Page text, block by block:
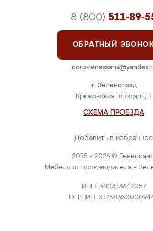
2015 - 2026 ©
Мебель от производителя в
ИНН: 580313642057
ОГРНИП:
г. Зеленоград
Крюковская площадь, 1
СХЕМА ПРОЕЗДА
Добавить в избранное
8 (800) 511-89-
ОБРАТНЫЙ
corp-